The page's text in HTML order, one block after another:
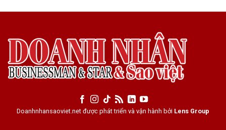
Doanhnhansaoviet.net được phát triển và vận hành bởi Lens Group